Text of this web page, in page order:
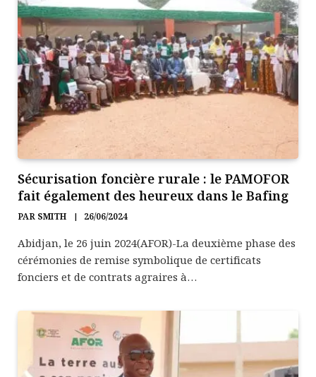
Sécurisation foncière rurale : le PAMOFOR
fait également des heureux dans le Bafing
PAR SMITH 26/06/2024
Abidjan, le 26 juin 2024(AFOR)-La deuxième phase des
cérémonies de remise symbolique de certificats
fonciers et de contrats agraires à…